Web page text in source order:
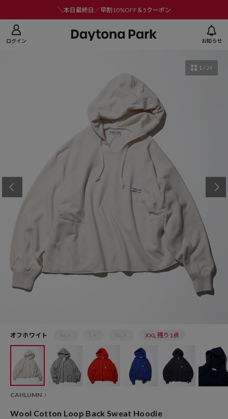
＼本日最終日／早割10%OFF＆5クーポン
ログイン お知らせ
1 / 24
オフホワイト XXL 残り1点
CAHLUMN
Wool Cotton Loop Back Sweat Hoodie